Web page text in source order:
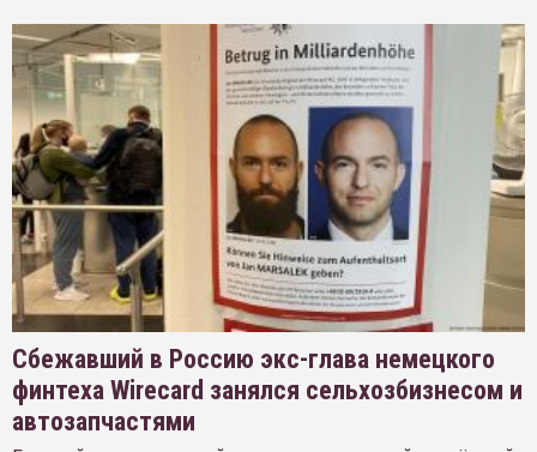
Сбежавший в Россию экс-глава немецкого
финтеха Wirecard занялся сельхозбизнесом и
автозапчастями